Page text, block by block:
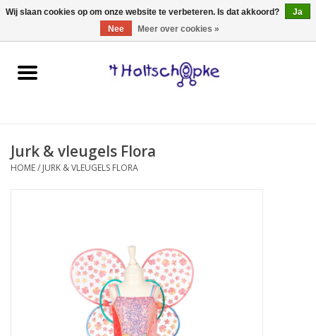
0 Artikelen - €0,00
Home
spellen
Jurk & vleugels Flora
HOME/ JURK & VLEUGELS FLORA
Wij slaan cookies op om onze website te verbeteren. Is dat akkoord?
Ja
Nee
Meer over cookies »